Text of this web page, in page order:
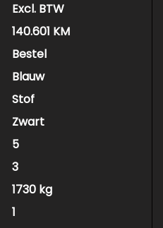
Excl. BTW
140.601 KM
Bestel
Blauw
Stof
Zwart
5
3
1730 kg
1